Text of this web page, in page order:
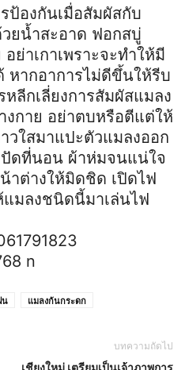
ป้องกันเมื่อสัมผัสกับ
ยน้ำสะอาด ฟอกสบู่
ย่าเกาเพราะจะทำให้มี
หากอาการไม่ดีขึ้นให้รีบ
ลีกเลี่ยงการสัมผัสแมลง
งกาย อย่าตบหรือตีแต่ให้
วใสมาแปะตัวแมลงออก
ดที่นอน ผ้าห่มจนแน่ใจ
าต่างให้มิดชิด เปิดไฟ
แมลงชนิดนี้มาเล่นไฟ
น แมลงก้นกระดก
บทความถัดไป
เชียงใหม่ เตรียมเป็นเจ้าภาพการ